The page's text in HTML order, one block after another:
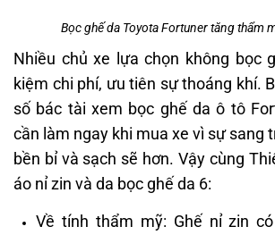
Bọc ghế da Toyota Fortuner tăng thẩm
Nhiều chủ xe lựa chọn không bọc
kiệm chi phí, ưu tiên sự thoáng khí.
số bác tài xem bọc ghế da ô tô
cần làm ngay khi mua xe vì sự sang
bền bỉ và sạch sẽ hơn. Vậy cùng
áo nỉ zin và da bọc ghế da 6:
Về tính thẩm mỹ: Ghế nỉ zin